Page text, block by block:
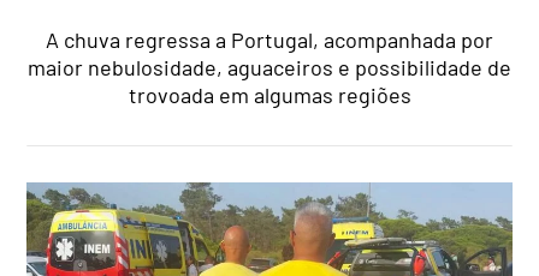
A chuva regressa a Portugal, acompanhada por
maior nebulosidade, aguaceiros e possibilidade de
trovoada em algumas regiões